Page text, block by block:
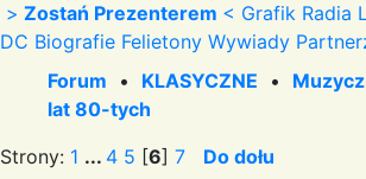
> Zostań Prezenterem < Grafik Radia
DC Biografie Felietony Wywiady
Forum • KLASYCZNE •
lat 80-tych
Strony: 1 ... 4 5 [6] 7 Do dołu